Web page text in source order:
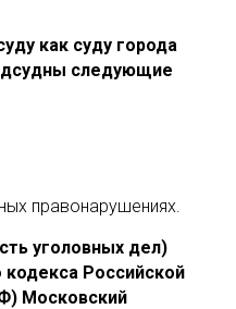
как суду города
следующие
правонарушениях.
уголовных дел)
кодекса Российской
Московский